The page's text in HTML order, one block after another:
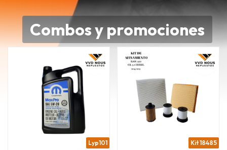
Combos y promociones
Lyp101 Kit 18485